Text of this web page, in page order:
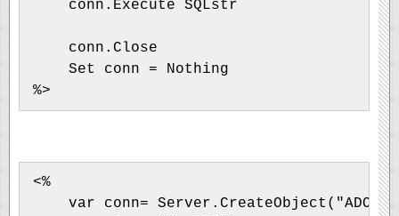
    conn.Execute SQLstr
    conn.Close
    Set conn = Nothing
<%
var conn=